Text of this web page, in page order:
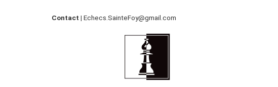
Contact | Echecs.SainteFoy@gmail.com